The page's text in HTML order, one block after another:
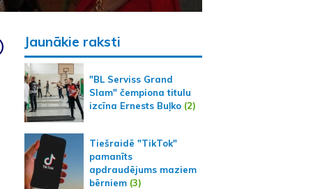
Jaunākie raksti
"BL Serviss Grand
Slam" čempiona titulu
izcīna Ernests Buļko(2)
Tiešraidē "TikTok"
pamanīts
apdraudējums maziem
bērniem(3)